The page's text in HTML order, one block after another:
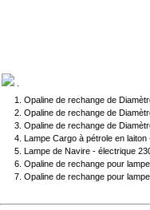
Opaline de rechange de
Opaline de rechange de
Opaline de rechange de
Lampe Cargo à pétrole en
Lampe de Navire - électrique
Opaline de rechange pour
Opaline de rechange pour